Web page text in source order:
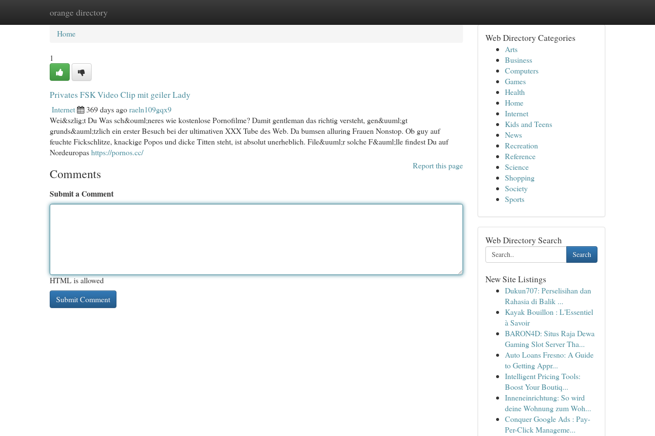
orange directory
Home New Site Listings
Home
1
Privates FSK Video Clip mit geiler Lady
Internet 369 days agoraeln109gqx9
Wei&szlig;t Du Was sch&ouml;neres wie kostenlose Pornofilme? Damit gentleman das richtig versteht, gen&uuml;gt
grunds&auml;tzlich ein erster Besuch bei der ultimativen XXX Tube des Web. Da bumsen alluring Frauen Nonstop. Ob guy auf
feuchte Fickschlitze, knackige Popos und dicke Titten steht, ist absolut unerheblich. File&uuml;r solche F&auml;lle findest Du auf
Nordeuropashttps://pornos.cc/
Report this page
Comments
Submit a Comment
HTML is allowed
Web Directory Categories
Arts
Business
Computers
Games
Health
Home
Internet
Kids and Teens
News
Recreation
Reference
Science
Shopping
Society
Sports
Web Directory Search
Search
New Site Listings
Dukun707: Perselisihan dan
Rahasia di Balik ...
Kayak Bouillon : L'Essentiel
à Savoir
BARON4D: Situs Raja Dewa
Gaming Slot Server Tha...
Auto Loans Fresno: A Guide
to Getting Appr...
Intelligent Pricing Tools:
Boost Your Boutiq...
Inneneinrichtung: So wird
deine Wohnung zum Woh...
Conquer Google Ads : Pay-
Per-Click Manageme...